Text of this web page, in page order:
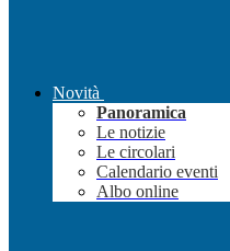
Novità
Panoramica
Le notizie
Le circolari
Calendario eventi
Albo online